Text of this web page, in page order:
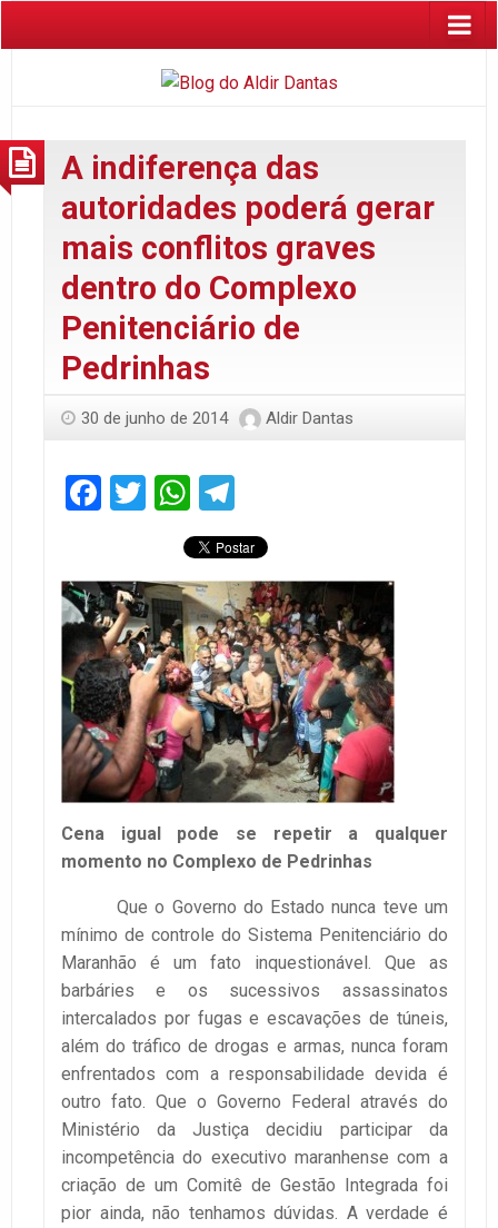
A indiferença das
autoridades poderá gerar
mais conflitos graves
dentro do Complexo
Penitenciário de
Pedrinhas
30 de junho de 2014 Aldir Dantas
Facebook
TwitterWhatsApp
Cena igual pode se repetir a qualquer
momento no Complexo de Pedrinhas
Que o Governo do Estado nunca teve um
mínimo de controle do Sistema Penitenciário do
Maranhão é um fato inquestionável. Que as
barbáries e os sucessivos assassinatos
intercalados por fugas e escavações de túneis,
além do tráfico de drogas e armas, nunca foram
enfrentados com a responsabilidade devida é
outro fato. Que o Governo Federal através do
Ministério da Justiça decidiu participar da
incompetência do executivo maranhense com a
criação de um Comitê de Gestão Integrada foi
pior ainda, não tenhamos dúvidas. A verdade é